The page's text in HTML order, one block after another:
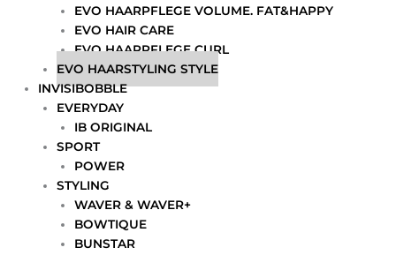
EVO HAARPFLEGE VOLUME. FAT&HAPPY
EVO HAIR CARE
EVO HAARPFLEGE CURL
EVO HAARSTYLING STYLE
INVISIBOBBLE
EVERYDAY
IB ORIGINAL
SPORT
POWER
STYLING
WAVER & WAVER+
BOWTIQUE
BUNSTAR